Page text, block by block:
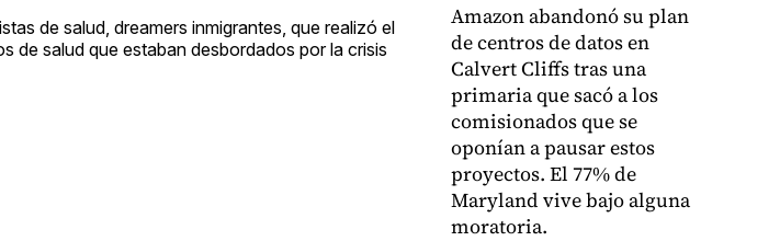
de salud, dreamers inmigrantes, que realizó el
de salud que estaban desbordados por la crisis
Amazon abandonó su plan
de centros de datos en
Calvert Cliffs tras una
primaria que sacó a los
comisionados que se
oponían a pausar estos
proyectos. El 77% de
Maryland vive bajo alguna
moratoria.